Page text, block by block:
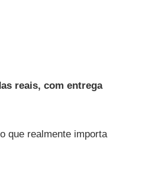
reais, com entrega
que realmente importa